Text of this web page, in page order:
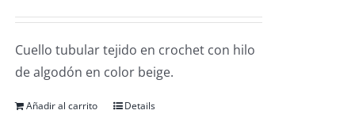
Cuello tubular tejido en crochet con hilo
de algodón en color beige.
Añadir al carrito Details